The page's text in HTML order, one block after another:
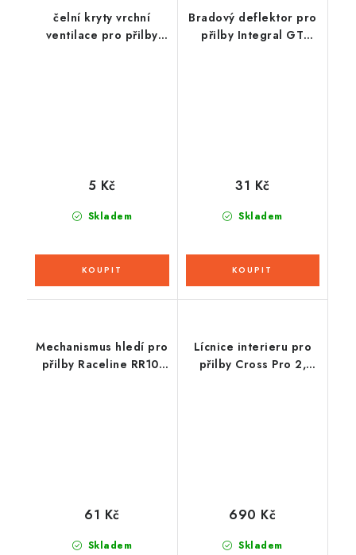
čelní kryty vrchní
ventilace pro přilby
Skladem
5 Kč
Bradový deflektor pro
přilby Integral GT
Skladem
31 Kč
Mechanismus hledí pro
přilby Raceline RR10,
Skladem
61 Kč
Lícnice interieru pro
přilby Cross Pro 2,
Skladem
690 Kč